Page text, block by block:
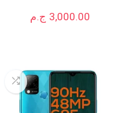
ج.م 3,000.00